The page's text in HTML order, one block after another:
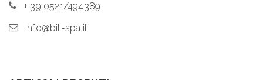
+ 39 0521/494389
info@bit-spa.it